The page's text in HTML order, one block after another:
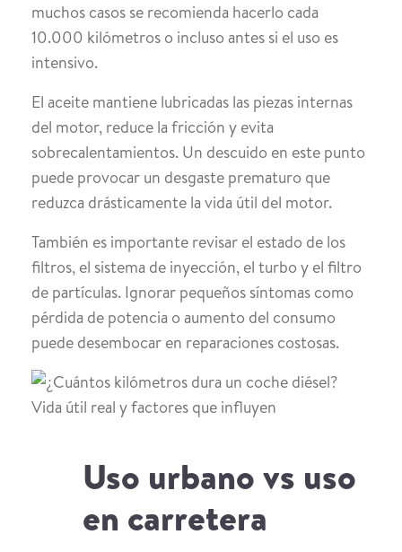
muchos casos se recomienda hacerlo cada
10.000 kilómetros o incluso antes si el uso es
intensivo.
El aceite mantiene lubricadas las piezas internas
del motor, reduce la fricción y evita
sobrecalentamientos. Un descuido en este punto
puede provocar un desgaste prematuro que
reduzca drásticamente la vida útil del motor.
También es importante revisar el estado de los
filtros, el sistema de inyección, el turbo y el filtro
de partículas. Ignorar pequeños síntomas como
pérdida de potencia o aumento del consumo
puede desembocar en reparaciones costosas.
Uso urbano vs uso
en carretera